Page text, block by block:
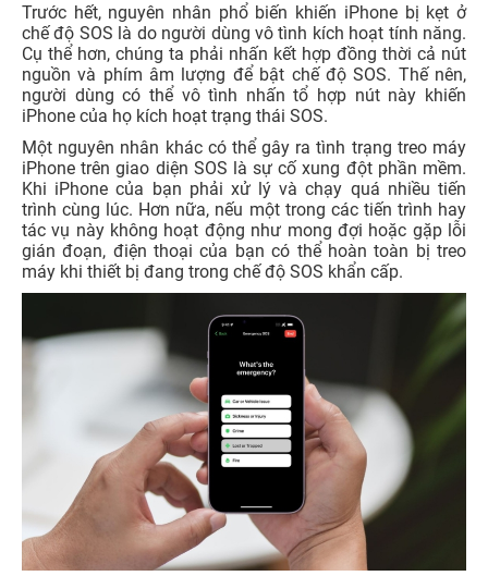
Trước hết, nguyên nhân phổ biến khiến iPhone bị kẹt ở
chế độ SOS là do người dùng vô tình kích hoạt tính năng.
Cụ thể hơn, chúng ta phải nhấn kết hợp đồng thời cả nút
nguồn và phím âm lượng để bật chế độ SOS. Thế nên,
người dùng có thể vô tình nhấn tổ hợp nút này khiến
iPhone của họ kích hoạt trạng thái SOS.
Một nguyên nhân khác có thể gây ra tình trạng treo máy
iPhone trên giao diện SOS là sự cố xung đột phần mềm.
Khi iPhone của bạn phải xử lý và chạy quá nhiều tiến
trình cùng lúc. Hơn nữa, nếu một trong các tiến trình hay
tác vụ này không hoạt động như mong đợi hoặc gặp lỗi
gián đoạn, điện thoại của bạn có thể hoàn toàn bị treo
máy khi thiết bị đang trong chế độ SOS khẩn cấp.